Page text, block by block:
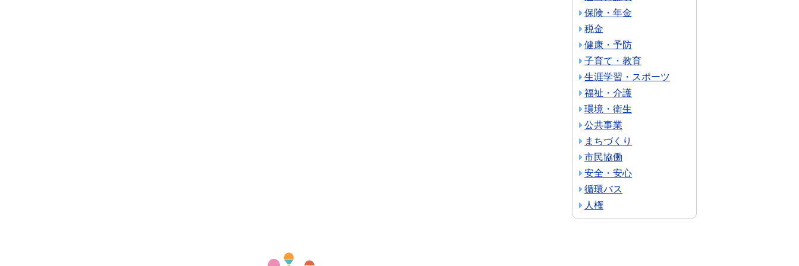
保険・年金
税金
健康・予防
子育て・教育
生涯学習・スポーツ
福祉・介護
環境・衛生
公共事業
まちづくり
市民協働
安全・安心
循環バス
人権